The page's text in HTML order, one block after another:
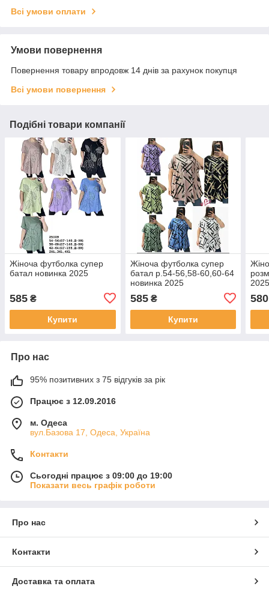
Всі умови оплати
Умови повернення
Повернення товару впродовж 14 днів за рахунок покупця
Всі умови повернення
Подібні товари компанії
Жіноча футболка супер
батал новинка 2025
585 ₴
Купити
Жіноча футболка супер
батал р.54-56,58-60,60-64
новинка 2025
585₴
Купити
580
Про нас
95% позитивних з 75 відгуків за рік
Працює з 12.09.2016
м. Одеса
вул.Базова 17, Одеса, Україна
Контакти
Сьогодні працює з 09:00 до 19:00
Показати весь графік роботи
Про нас
Контакти
Доставка та оплата